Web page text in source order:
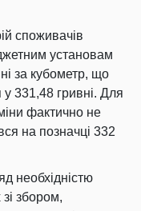
споживачів
установам
за кубометр, що
331,48 гривні. Для
фактично не
на позначці 332
необхідністю
зі збором,